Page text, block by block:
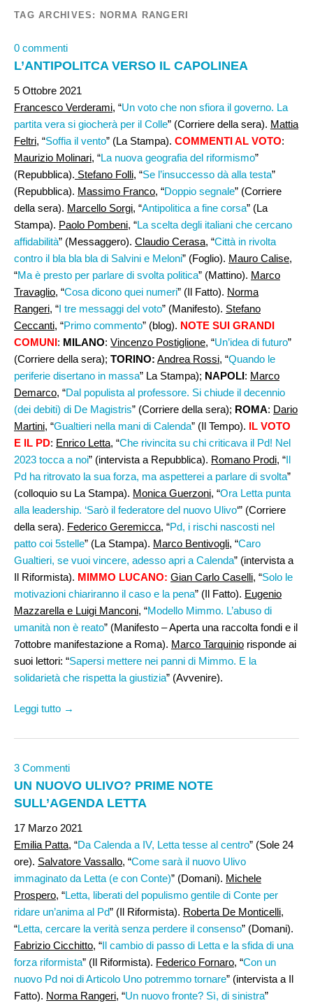
TAG ARCHIVES: NORMA RANGERI
0 commenti
L’ANTIPOLITCA VERSO IL CAPOLINEA
5 Ottobre 2021
Francesco Verderami, “Un voto che non sfiora il governo. La
partita vera si giocherà per il Colle” (Corriere della sera). Mattia
Feltri, “Soffia il vento” (La Stampa). COMMENTI AL VOTO:
Maurizio Molinari, “La nuova geografia del riformismo”
(Repubblica). Stefano Folli, “Se l’insuccesso dà alla testa”
(Repubblica). Massimo Franco, “Doppio segnale” (Corriere
della sera). Marcello Sorgi, “Antipolitica a fine corsa” (La
Stampa). Paolo Pombeni, “La scelta degli italiani che cercano
affidabilità” (Messaggero). Claudio Cerasa, “Città in rivolta
contro il bla bla bla di Salvini e Meloni” (Foglio). Mauro Calise,
“Ma è presto per parlare di svolta politica” (Mattino). Marco
Travaglio, “Cosa dicono quei numeri” (Il Fatto). Norma
Rangeri, “I tre messaggi del voto” (Manifesto). Stefano
Ceccanti, “Primo commento” (blog). NOTE SUI GRANDI
COMUNI: MILANO: Vincenzo Postiglione, “Un’idea di futuro”
(Corriere della sera); TORINO: Andrea Rossi, “Quando le
periferie disertano in massa” La Stampa); NAPOLI: Marco
Demarco, “Dal populista al professore. Si chiude il decennio
(dei debiti) di De Magistris” (Corriere della sera); ROMA: Dario
Martini, “Gualtieri nella mani di Calenda” (Il Tempo). IL VOTO
E IL PD: Enrico Letta, “Che rivincita su chi criticava il Pd! Nel
2023 tocca a noi” (intervista a Repubblica). Romano Prodi, “Il
Pd ha ritrovato la sua forza, ma aspetterei a parlare di svolta”
(colloquio su La Stampa). Monica Guerzoni, “Ora Letta punta
alla leadership. ‘Sarò il federatore del nuovo Ulivo‘” (Corriere
della sera). Federico Geremicca, “Pd, i rischi nascosti nel
patto coi 5stelle” (La Stampa). Marco Bentivogli, “Caro
Gualtieri, se vuoi vincere, adesso apri a Calenda” (intervista a
Il Riformista). MIMMO LUCANO: Gian Carlo Caselli, “Solo le
motivazioni chiariranno il caso e la pena” (Il Fatto). Eugenio
Mazzarella e Luigi Manconi, “Modello Mimmo. L’abuso di
umanità non è reato” (Manifesto – Aperta una raccolta fondi e il
7ottobre manifestazione a Roma). Marco Tarquinio risponde ai
suoi lettori: “Sapersi mettere nei panni di Mimmo. E la
solidarietà che rispetta la giustizia” (Avvenire).
Leggi tutto →
3 Commenti
UN NUOVO ULIVO? PRIME NOTE
SULL’AGENDA LETTA
17 Marzo 2021
Emilia Patta, “Da Calenda a IV, Letta tesse al centro” (Sole 24
ore). Salvatore Vassallo, “Come sarà il nuovo Ulivo
immaginato da Letta (e con Conte)” (Domani). Michele
Prospero, “Letta, liberati del populismo gentile di Conte per
ridare un’anima al Pd” (Il Riformista). Roberta De Monticelli,
“Letta, cercare la verità senza perdere il consenso” (Domani).
Fabrizio Cicchitto, “Il cambio di passo di Letta e la sfida di una
forza riformista” (Il Riformista). Federico Fornaro, “Con un
nuovo Pd noi di Articolo Uno potremmo tornare” (intervista a Il
Fatto). Norma Rangeri, “Un nuovo fronte? Sì, di sinistra”